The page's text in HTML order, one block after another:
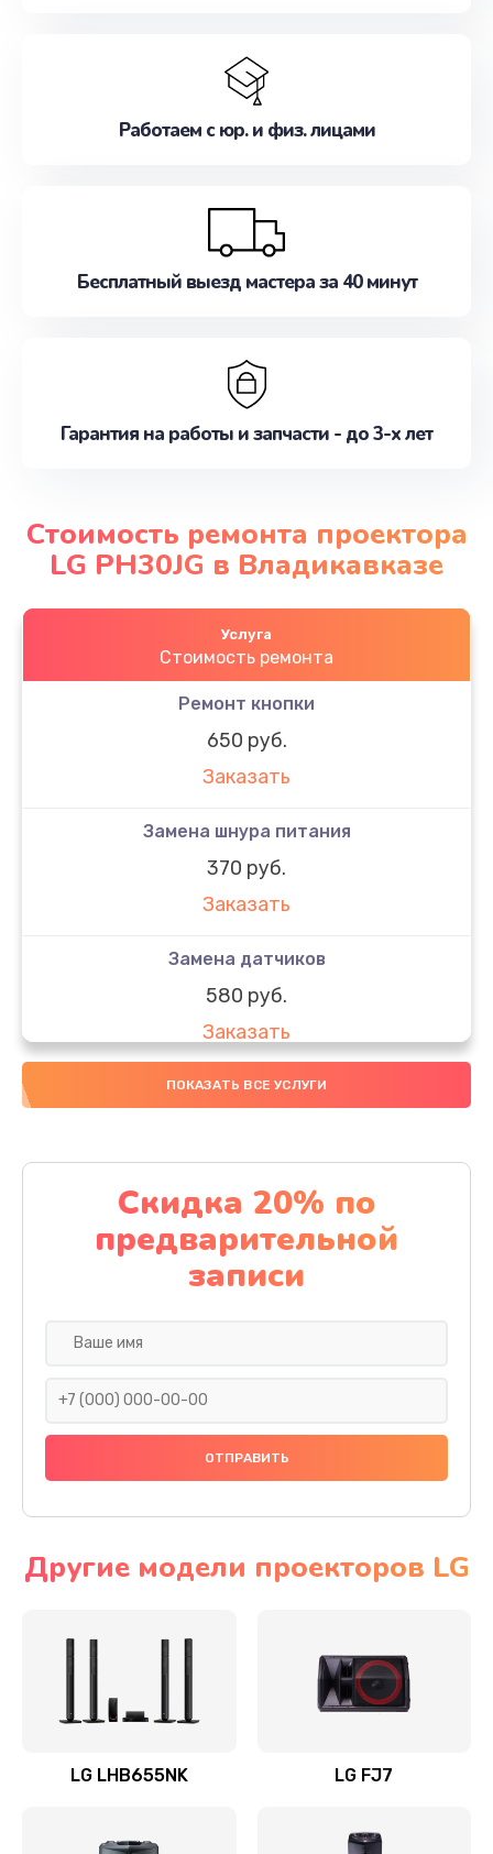
Работаем с юр. и физ. лицами
Бесплатный выезд мастера за 40 минут
Гарантия на работы и запчасти - до 3-х лет
Стоимость ремонта проектора
LG PH30JG в Владикавказе
Услуга
Стоимость ремонта
Ремонт кнопки
650 руб.
Заказать
Замена шнура питания
370 руб.
Заказать
Замена датчиков
580 руб.
Заказать
Комплексная чистка
Заказать
Замена дисплея (экрана)
2000 руб.
Заказать
Ремонт платы электроники
Прошивка
Ремонт / замена кнопок, клавиш, индикаторов,
ПОКАЗАТЬ ВСЕ УСЛУГИ
Скидка 20% по
предварительной
записи
Другие модели проекторов LG
LG LHB655NK LG FJ7